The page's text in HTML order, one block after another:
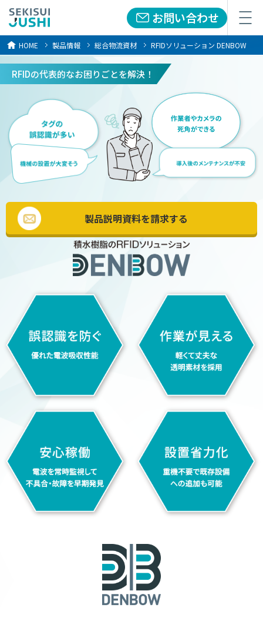
お問い合わせ
メニュー
HOME 製品情報 総合物流資材 RFIDソリューション DENBOW
RFIDの代表的なお困りごとを解決！
製品説明資料を請求する